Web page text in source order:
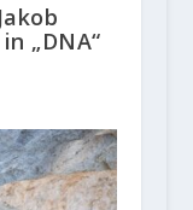
„DNA“